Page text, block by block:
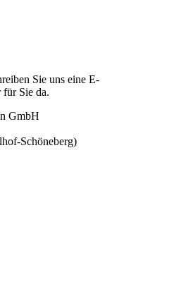
Sie uns eine E-
Sie da.
GmbH
Schöneberg)